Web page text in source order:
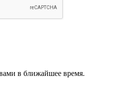
в ближайшее время.